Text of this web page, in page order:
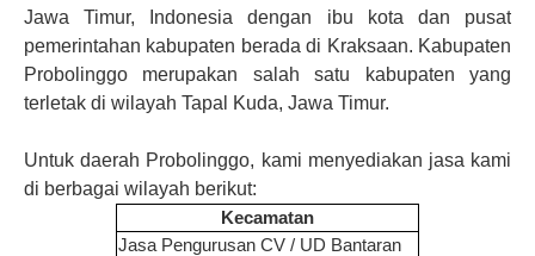
Jawa Timur, Indonesia dengan ibu kota dan pusat
pemerintahan kabupaten berada di Kraksaan. Kabupaten
Probolinggo merupakan salah satu kabupaten yang
terletak di wilayah Tapal Kuda, Jawa Timur.
Untuk daerah Probolinggo, kami menyediakan jasa kami
di berbagai wilayah berikut:
Kecamatan
Jasa Pengurusan CV / UD Bantaran